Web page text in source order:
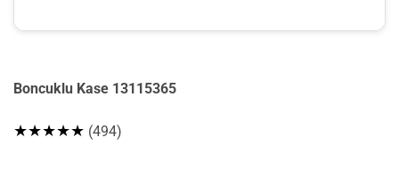
Boncuklu Kase 13115365
★★★★★ (494)